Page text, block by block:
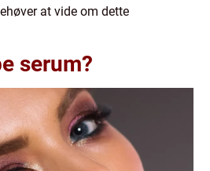
at vide om dette
serum?